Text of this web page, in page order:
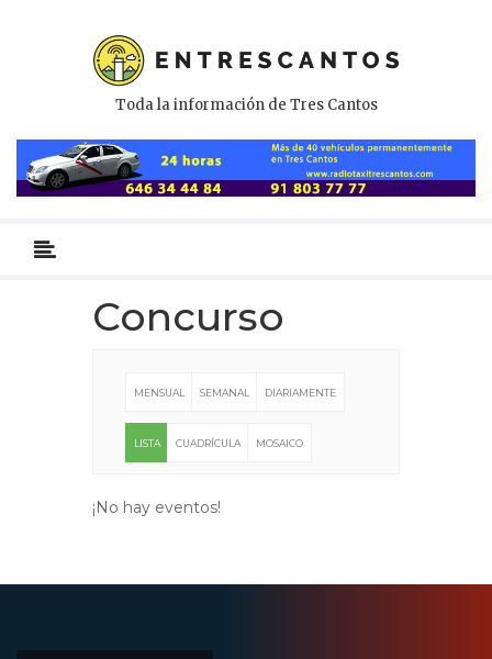
Toda la información de Tres Cantos
primario
Concurso
MENSUAL SEMANAL DIARIAMENTE
LISTA CUADRÍCULA MOSAICO
¡No hay eventos!